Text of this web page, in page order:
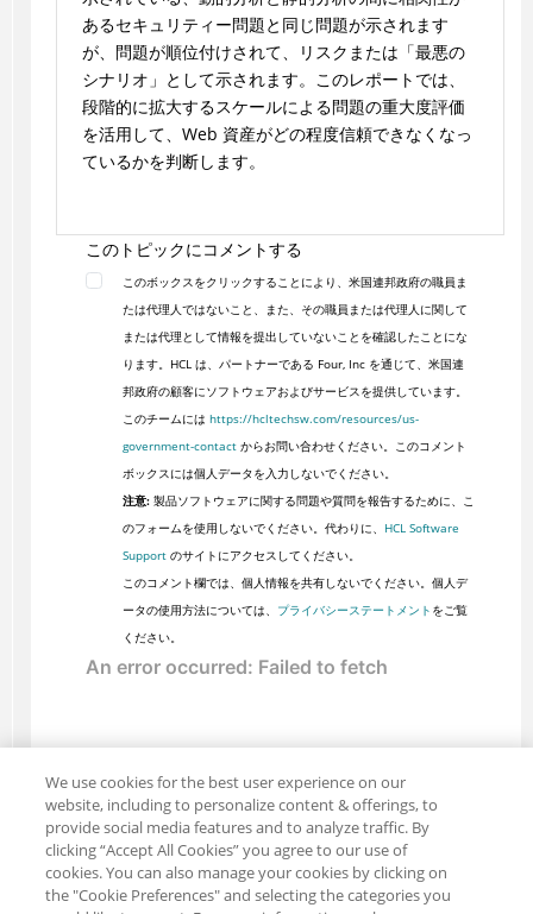
あるセキュリティー問題と同じ問題が示されます
が、問題が順位付けされて、リスクまたは「最悪の
シナリオ」として示されます。このレポートでは、
段階的に拡大するスケールによる問題の重大度評価
を活用して、Web 資産がどの程度信頼できなくなっ
ているかを判断します。
このトピックにコメントする
このボックスをクリックすることにより、米国連邦政府の職員ま
たは代理人ではないこと、また、その職員または代理人に関して
または代理として情報を提出していないことを確認したことにな
ります。HCL は、パートナーである Four, Inc を通じて、米国連
邦政府の顧客にソフトウェアおよびサービスを提供しています。
このチームには https://hcltechsw.com/resources/us-
government-contactからお問い合わせください。このコメント
ボックスには個人データを入力しないでください。
注意:製品ソフトウェアに関する問題や質問を報告するために、こ
のフォームを使用しないでください。代わりに、
HCL Software
Supportのサイトにアクセスしてください。
このコメント欄では、個人情報を共有しないでください。個人デ
ータの使用方法については、
プライバシーステートメント をご覧
ください。
We use cookies for the best user experience on our
website, including to personalize content & offerings, to
provide social media features and to analyze traffic. By
clicking “Accept All Cookies” you agree to our use of
cookies. You can also manage your cookies by clicking on
the "Cookie Preferences" and selecting the categories you